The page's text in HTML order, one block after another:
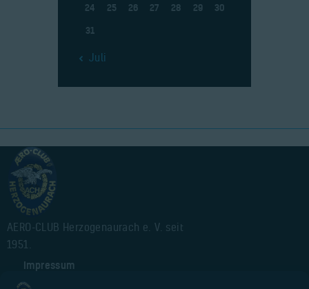
24
25 26 27 28 29
30
31
« Juli
AERO-CLUB Herzogenaurach e. V. seit
1951.
Impressum